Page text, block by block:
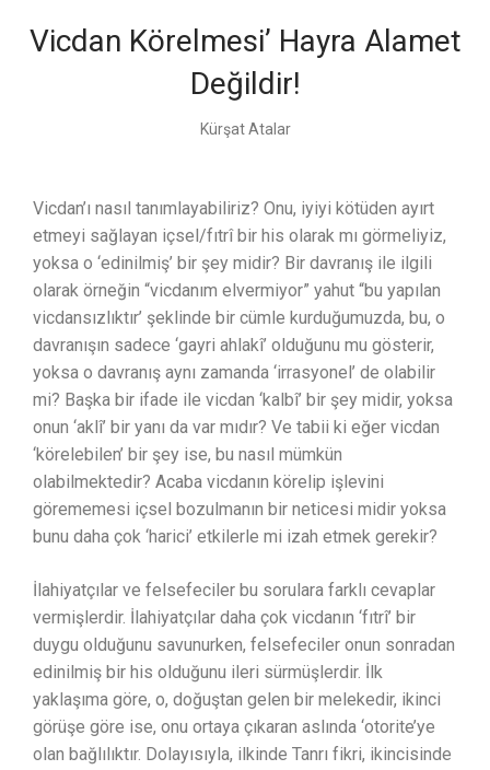
Vicdan Körelmesi’ Hayra Alamet
Değildir!
Kürşat Atalar
Vicdan’ı nasıl tanımlayabiliriz? Onu, iyiyi kötüden ayırt
etmeyi sağlayan içsel/fıtrî bir his olarak mı görmeliyiz,
yoksa o ‘edinilmiş’ bir şey midir? Bir davranış ile ilgili
olarak örneğin “vicdanım elvermiyor” yahut “bu yapılan
vicdansızlıktır’ şeklinde bir cümle kurduğumuzda, bu, o
davranışın sadece ‘gayri ahlakî’ olduğunu mu gösterir,
yoksa o davranış aynı zamanda ‘irrasyonel’ de olabilir
mi? Başka bir ifade ile vicdan ‘kalbî’ bir şey midir, yoksa
onun ‘aklî’ bir yanı da var mıdır? Ve tabii ki eğer vicdan
‘körelebilen’ bir şey ise, bu nasıl mümkün
olabilmektedir? Acaba vicdanın körelip işlevini
görememesi içsel bozulmanın bir neticesi midir yoksa
bunu daha çok ‘harici’ etkilerle mi izah etmek gerekir?
İlahiyatçılar ve felsefeciler bu sorulara farklı cevaplar
vermişlerdir. İlahiyatçılar daha çok vicdanın ‘fıtrî’ bir
duygu olduğunu savunurken, felsefeciler onun sonradan
edinilmiş bir his olduğunu ileri sürmüşlerdir. İlk
yaklaşıma göre, o, doğuştan gelen bir melekedir, ikinci
görüşe göre ise, onu ortaya çıkaran aslında ‘otorite’ye
olan bağlılıktır. Dolayısıyla, ilkinde Tanrı fikri, ikincisinde